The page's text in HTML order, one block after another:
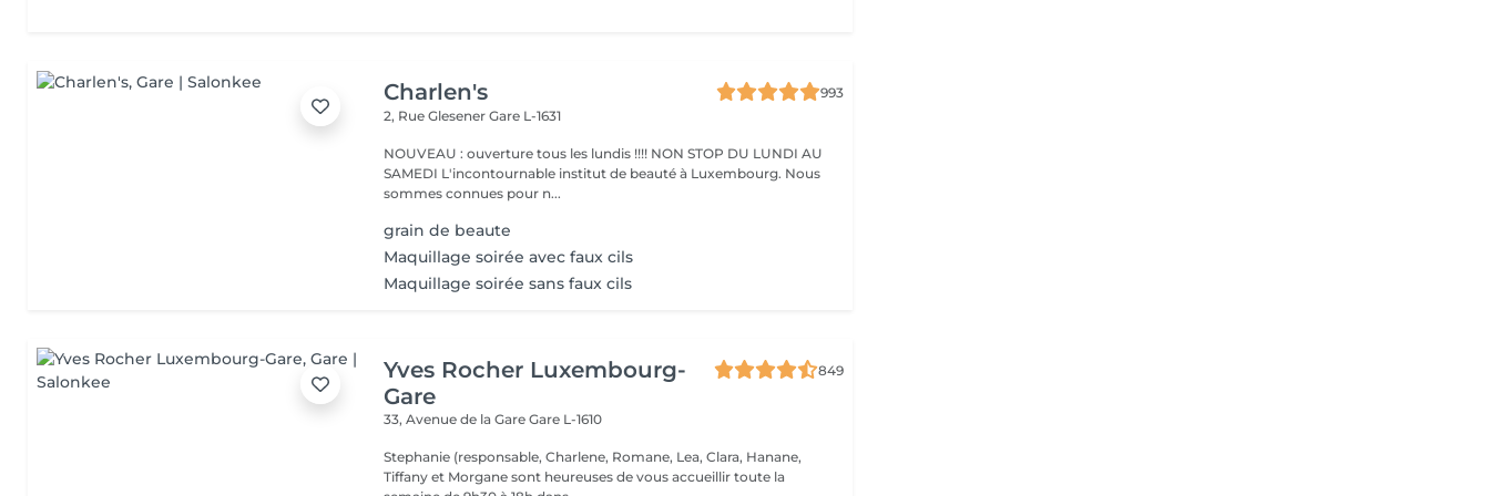
Charlen's
993
2, Rue GlesenerGare L-1631
NOUVEAU : ouverture tous les lundis !!!! NON STOP DU LUNDI AU
SAMEDI L'incontournable institut de beauté à Luxembourg. Nous
sommes connues pour n...
grain de beaute
Maquillage soirée avec faux cils
Maquillage soirée sans faux cils
Yves Rocher Luxembourg-
Gare
849
33, Avenue de la GareGare L-1610
Stephanie (responsable, Charlene, Romane, Lea, Clara, Hanane,
Tiffany et Morgane sont heureuses de vous accueillir toute la